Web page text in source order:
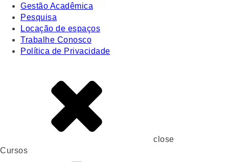
Gestão Acadêmica
Pesquisa
Locação de espaços
Trabalhe Conosco
Política de Privacidade
close
Cursos